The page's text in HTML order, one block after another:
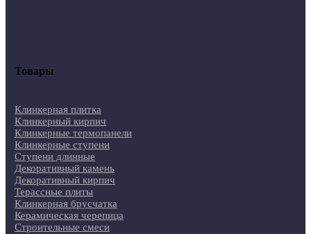
Товары
Клинкерная плитка
Клинкерный кирпич
Клинкерные термопанели
Клинкерные ступени
Ступени длинные
Декоративный камень
Декоративный кирпич
Терассные плиты
Клинкерная брусчатка
Керамическая черепица
Строительные смеси